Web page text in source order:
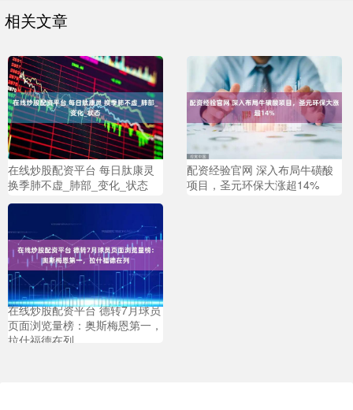
相关文章
在线炒股配资平台 每日肽康灵
换季肺不虚_肺部_变化_状态
配资经验官网 深入布局牛磺酸
项目，圣元环保大涨超14%
在线炒股配资平台 德转7月球员
页面浏览量榜：奥斯梅恩第一，
拉什福德在列